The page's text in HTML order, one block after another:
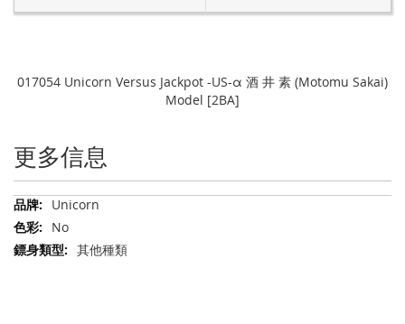
017054 Unicorn Versus Jackpot -US-α 酒 井 素 (Motomu Sakai)
Model [2BA]
更多信息
更
多
信
息
Unicorn
No
其他種類